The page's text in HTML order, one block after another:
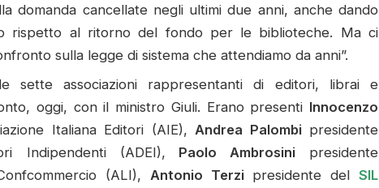
domanda cancellate negli ultimi due anni, anche dando
rispetto al ritorno del fondo per le biblioteche. Ma ci
sulla legge di sistema che attendiamo da anni”.
sette associazioni rappresentanti di editori, librai e
oggi, con il ministro Giuli. Erano presenti Innocenzo
Italiana Editori (AIE), Andrea Palombipresidente
Indipendenti (ADEI), Paolo Ambrosinipresidente
(ALI), Antonio Terzipresidente delSIL